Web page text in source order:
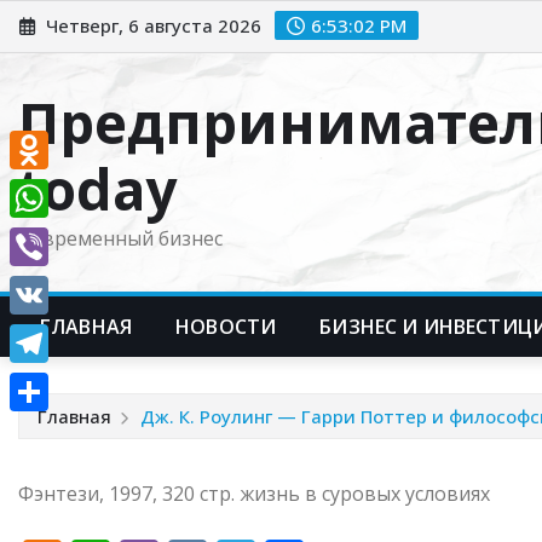
Перейти
к
Четверг, 6 августа 2026 6:53:03 PM
today
Современный бизнес
ГЛАВНАЯ НОВОСТИ БИЗНЕС И
Главная Дж. К. Роулинг — Гарри Поттер и
Фэнтези, 1997, 320 стр. жизнь в суровых условиях
Odnoklassniki
WhatsApp
Viber
VK
Telegram
Отправить